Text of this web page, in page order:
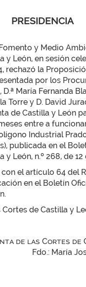
PRESIDENCIA
y Medio
y León, en sesión
rechazó la
por los
María Fernanda
Torre y D. David
de Castilla y León
entre a
Industrial
publicada en el
y León, n.º 268, de
el artículo 64 del
en el Boletín
Cortes de Castilla y
de las Cortes de
Fdo.: María